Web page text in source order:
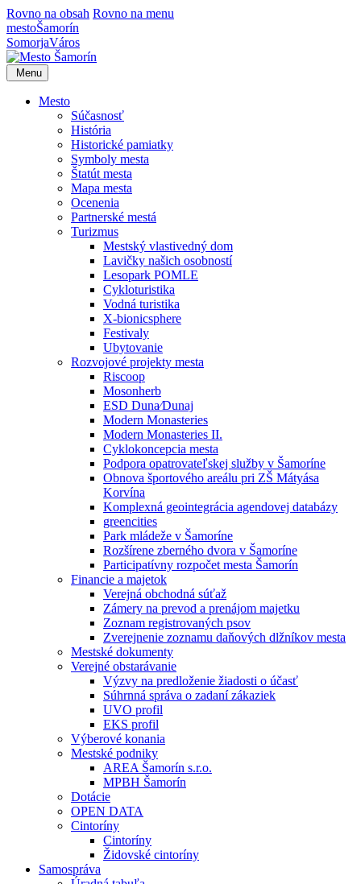
Rovno na obsah Rovno na menu
mestoŠamorín
SomorjaVáros
Menu
Mesto
Súčasnosť
História
Historické pamiatky
Symboly mesta
Štatút mesta
Mapa mesta
Ocenenia
Partnerské mestá
Turizmus
Mestský vlastivedný dom
Lavičky našich osobností
Lesopark POMLE
Cykloturistika
Vodná turistika
X-bionicsphere
Festivaly
Ubytovanie
Rozvojové projekty mesta
Riscoop
Mosonherb
ESD Duna⁄Dunaj
Modern Monasteries
Modern Monasteries II.
Cyklokoncepcia mesta
Podpora opatrovateľskej služby v Šamoríne
Obnova športového areálu pri ZŠ Mátyása
Korvína
Komplexná geointegrácia agendovej databázy
greencities
Park mládeže v Šamoríne
Rozšírene zberného dvora v Šamoríne
Participatívny rozpočet mesta Šamorín
Financie a majetok
Verejná obchodná súťaž
Zámery na prevod a prenájom majetku
Zoznam registrovaných psov
Zverejnenie zoznamu daňových dlžníkov mesta
Mestské dokumenty
Verejné obstarávanie
Výzvy na predloženie žiadosti o účasť
Súhrnná správa o zadaní zákaziek
UVO profil
EKS profil
Výberové konania
Mestské podniky
AREA Šamorín s.r.o.
MPBH Šamorín
Dotácie
OPEN DATA
Cintoríny
Cintoríny
Židovské cintoríny
Samospráva